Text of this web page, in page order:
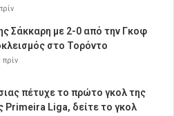
Σάκκαρη με 2-0 από την Γκοφ
στο Τορόντο
πέτυχε το πρώτο γκολ της
Primeira Liga, δείτε το γκολ